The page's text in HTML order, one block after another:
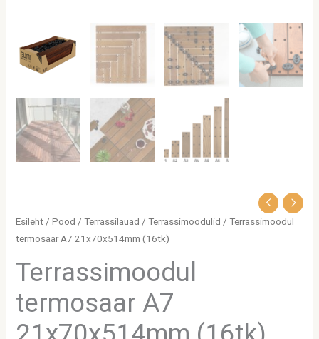
Esileht /Pood /Terrassilauad /Terrassimoodulid / Terrassimoodul
termosaar A7 21x70x514mm (16tk)
Terrassimoodul
termosaar A7